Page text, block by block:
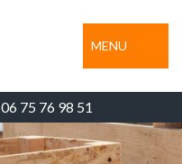
MENU
06 75 76 98 51